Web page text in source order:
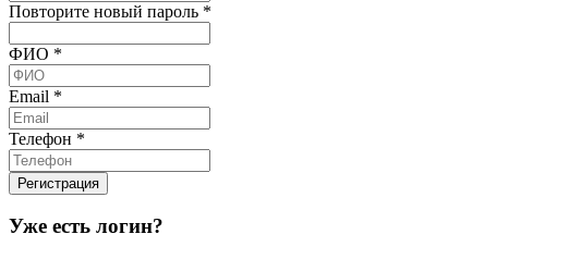
Повторите новый пароль *
ФИО *
Email *
Телефон *
Уже есть логин?